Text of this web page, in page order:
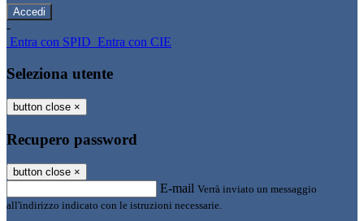
-
Entra con SPID Entra con CIE
Seleziona utente
button close ×
Recupero password
button close ×
E-mail Verrà inviato un messaggio
all'indirizzo indicato con le istruzioni necessarie.